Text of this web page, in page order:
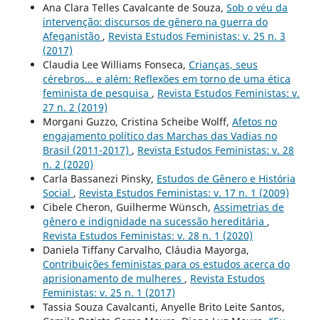
Ana Clara Telles Cavalcante de Souza, Sob o véu da
intervenção: discursos de gênero na guerra do
Afeganistão , Revista Estudos Feministas: v. 25 n. 3
(2017)
Claudia Lee Williams Fonseca, Crianças, seus
cérebros... e além: Reflexões em torno de uma ética
feminista de pesquisa , Revista Estudos Feministas: v.
27 n. 2 (2019)
Morgani Guzzo, Cristina Scheibe Wolff, Afetos no
engajamento político das Marchas das Vadias no
Brasil (2011-2017) , Revista Estudos Feministas: v. 28
n. 2 (2020)
Carla Bassanezi Pinsky, Estudos de Gênero e História
Social , Revista Estudos Feministas: v. 17 n. 1 (2009)
Cibele Cheron, Guilherme Wünsch, Assimetrias de
gênero e indignidade na sucessão hereditária ,
Revista Estudos Feministas: v. 28 n. 1 (2020)
Daniela Tiffany Carvalho, Cláudia Mayorga,
Contribuições feministas para os estudos acerca do
aprisionamento de mulheres , Revista Estudos
Feministas: v. 25 n. 1 (2017)
Tassia Souza Cavalcanti, Anyelle Brito Leite Santos,